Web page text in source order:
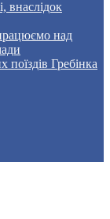
внаслідок
над
поїздів Гребінка